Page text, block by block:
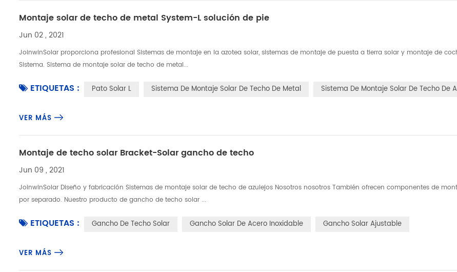
Montaje solar de techo de metal System-L solución de pie
Jun 02 , 2021
JoinwinSolar proporciona profesional Sistemas de montaje en la azotea solar, sistemas de montaje de puesta a tierra solar y montaje de
Sistema. Sistema de montaje solar de techo de metal...
ETIQUETAS : Pato Solar L Sistema De Montaje Solar De Techo De Metal Sistema De Montaje Solar De Techo De
VER MÁS
Montaje de techo solar Bracket-Solar gancho de techo
Jun 09 , 2021
JoinwinSolar Diseño y fabricación Sistemas de montaje solar de techo de azulejos Nosotros nosotros También ofrecen componentes de
por separado. Nuestro producto de gancho de techo solar ...
ETIQUETAS : Gancho De Techo Solar Gancho Solar De Acero Inoxidable Gancho Solar Ajustable
VER MÁS